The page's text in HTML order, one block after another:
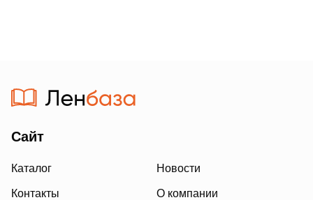
Сайт
Каталог Новости
Контакты О компании